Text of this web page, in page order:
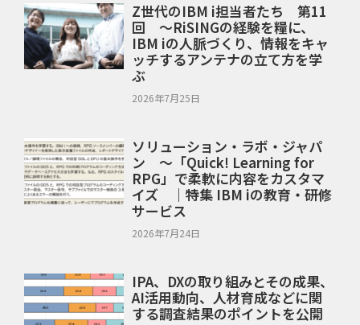
Z世代のIBM i担当者たち 第11
回 ～RiSINGの経験を糧に、
IBM iの人脈づくり、情報をキャ
ッチするアンテナの立て方を学
ぶ
2026年7月25日
ソリューション・ラボ・ジャパ
ン ～「Quick! Learning for
RPG」で柔軟に内容をカスタマ
イズ ｜特集 IBM iの教育・研修
サービス
2026年7月24日
IPA、DXの取り組みとその成果、
AI活用動向、人材育成などに関
する調査結果のポイントを公開